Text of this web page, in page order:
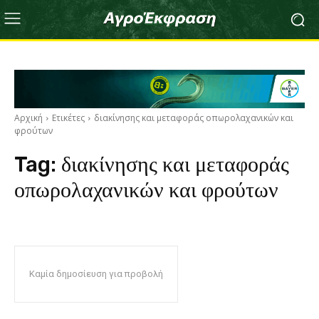
Αρχική Ετικέτες
διακίνησης και μεταφοράς οπωρολαχανικών και
φρούτων
Tag: διακίνησης και μεταφοράς
οπωρολαχανικών και φρούτων
Καμία δημοσίευση για προβολή